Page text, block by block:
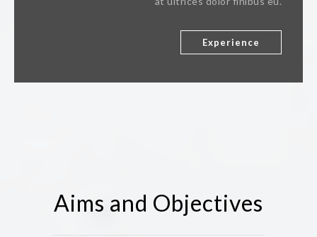
Experience
Aims and Objectives